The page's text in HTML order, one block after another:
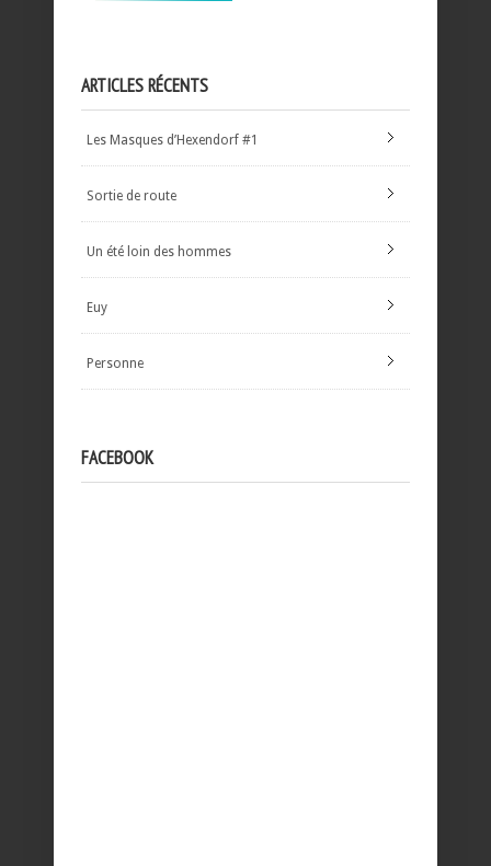
ARTICLES RÉCENTS
Les Masques d’Hexendorf #1
Sortie de route
Un été loin des hommes
Euy
Personne
FACEBOOK